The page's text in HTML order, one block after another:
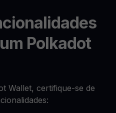
Polkadot
Wallet, certifique-se de